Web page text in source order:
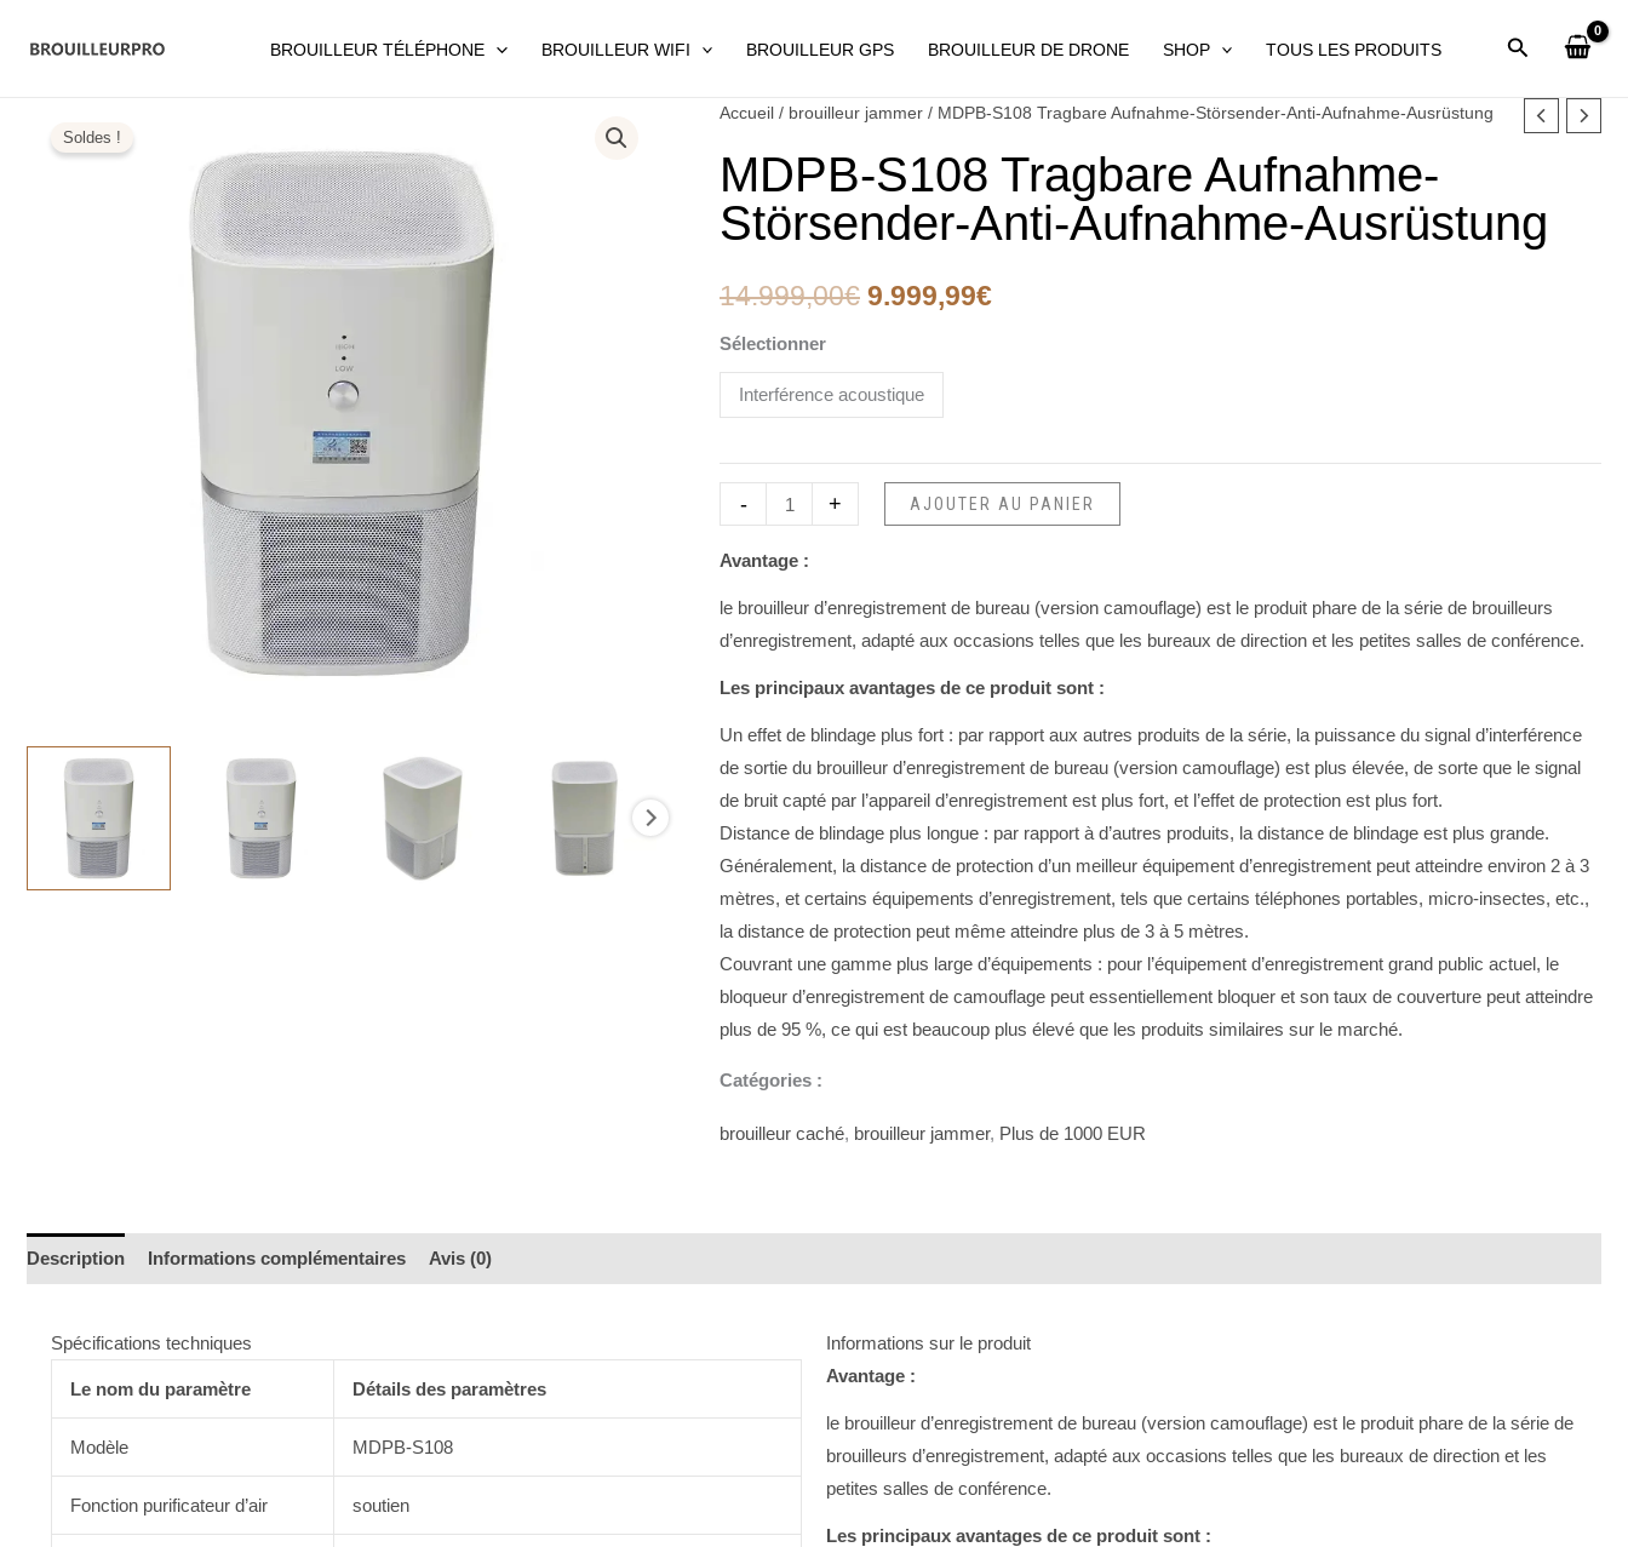
BROUILLEUR TÉLÉPHONE BROUILLEUR WIFI BROUILLEUR GPS BROUILLEUR DE DRONE SHOP TOUS LES PRODUITS
Soldes !
Accueil / brouilleur jammer / MDPB-S108 Tragbare Aufnahme-Störsender-Anti-Aufnahme-Ausrüstung
MDPB-S108 Tragbare Aufnahme-
Störsender-Anti-Aufnahme-Ausrüstung
14.999,00€
Le
prix
initial
14.999,00€.
9.999,99€
Le
prix
actuel
Sélectionner
Interférence acoustique
-
quantité
MDPB-
S108
Tragbare
Störsender-
Anti-
Aufnahme-
Ausrüstung
+ AJOUTER AU PANIER
Avantage :
le brouilleur d’enregistrement de bureau (version camouflage) est le produit phare de la série de brouilleurs
d’enregistrement, adapté aux occasions telles que les bureaux de direction et les petites salles de conférence.
Les principaux avantages de ce produit sont :
Un effet de blindage plus fort : par rapport aux autres produits de la série, la puissance du signal d’interférence
de sortie du brouilleur d’enregistrement de bureau (version camouflage) est plus élevée, de sorte que le signal
de bruit capté par l’appareil d’enregistrement est plus fort, et l’effet de protection est plus fort.
Distance de blindage plus longue : par rapport à d’autres produits, la distance de blindage est plus grande.
Généralement, la distance de protection d’un meilleur équipement d’enregistrement peut atteindre environ 2 à 3
mètres, et certains équipements d’enregistrement, tels que certains téléphones portables, micro-insectes, etc.,
la distance de protection peut même atteindre plus de 3 à 5 mètres.
Couvrant une gamme plus large d’équipements : pour l’équipement d’enregistrement grand public actuel, le
bloqueur d’enregistrement de camouflage peut essentiellement bloquer et son taux de couverture peut atteindre
plus de 95 %, ce qui est beaucoup plus élevé que les produits similaires sur le marché.
Catégories :
brouilleur caché, brouilleur jammer, Plus de 1000 EUR
Description Informations complémentaires Avis (0)
Spécifications techniques
Le nom du paramètre Détails des paramètres
Modèle MDPB-S108
Fonction purificateur d’air soutien
Informations sur le produit
Avantage :
le brouilleur d’enregistrement de bureau (version camouflage) est le produit phare de la série de
brouilleurs d’enregistrement, adapté aux occasions telles que les bureaux de direction et les
petites salles de conférence.
Les principaux avantages de ce produit sont :